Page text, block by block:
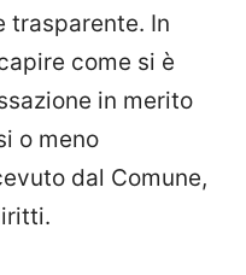
trasparente. In
come si è
in merito
o meno
dal Comune,